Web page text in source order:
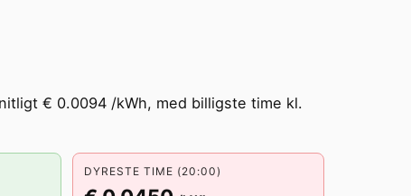
€ 0.0094 /kWh, med billigste time kl.
DYRESTE TIME (20:00)